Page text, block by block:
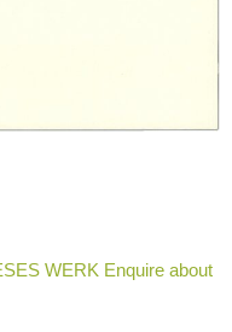
WERK Enquire about